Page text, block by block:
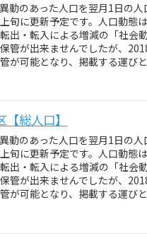
動のあった人口を翌月1日の
旬に更新予定です。人口動態
出・転入による増減の「社会
管が出来ませんでしたが、
が可能となり、掲載する運びと
総人口】
動のあった人口を翌月1日の
旬に更新予定です。人口動態
出・転入による増減の「社会
管が出来ませんでしたが、
が可能となり、掲載する運びと